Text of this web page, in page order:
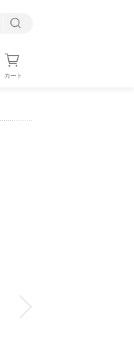
カート